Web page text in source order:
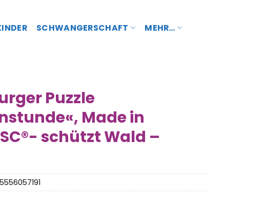
SCHWANGERSCHAFT MEHR…
Puzzle
Made in
schützt Wald –